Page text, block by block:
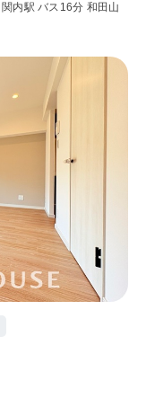
関内駅 バス16分 和田山